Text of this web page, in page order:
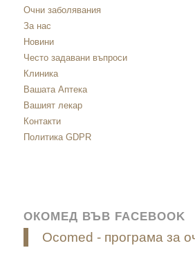
Очни заболявания
За нас
Новини
Често задавани въпроси
Клиника
Вашата Аптека
Вашият лекар
Контакти
Политика GDPR
ОКОМЕД ВЪВ FACEBOOK
Ocomed - програма за